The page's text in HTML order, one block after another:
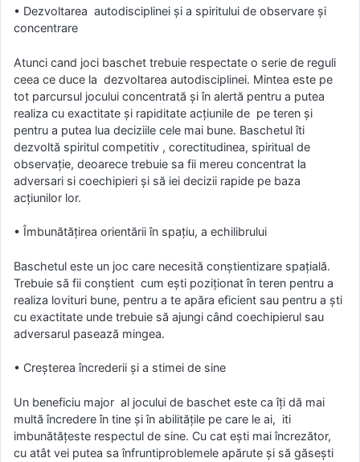
• Dezvoltarea autodisciplinei şi a spiritului de observare şi
concentrare
Atunci cand joci baschet trebuie respectate o serie de reguli
ceea ce duce la dezvoltarea autodisciplinei. Mintea este pe
tot parcursul jocului concentrată şi în alertă pentru a putea
realiza cu exactitate şi rapiditate acţiunile de pe teren şi
pentru a putea lua deciziile cele mai bune. Baschetul îti
dezvoltă spiritul competitiv , corectitudinea, spiritual de
observaţie, deoarece trebuie sa fii mereu concentrat la
adversari si coechipieri şi să iei decizii rapide pe baza
acţiunilor lor.
• Îmbunătățirea orientării în spaţiu, a echilibrului
Baschetul este un joc care necesită conştientizare spaţială.
Trebuie să fii conştient cum eşti poziţionat în teren pentru a
realiza lovituri bune, pentru a te apăra eficient sau pentru a şti
cu exactitate unde trebuie să ajungi când coechipierul sau
adversarul pasează mingea.
• Creșterea încrederii şi a stimei de sine
Un beneficiu major al jocului de baschet este ca îţi dă mai
multă încredere în tine şi în abilităţile pe care le ai, iti
imbunătăţeste respectul de sine. Cu cat eşti mai încrezător,
cu atât vei putea sa înfruntiproblemele apărute şi să găseşti